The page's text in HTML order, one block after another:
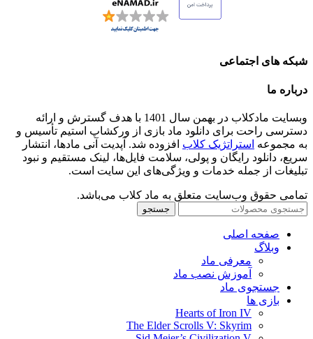
شبکه های اجتماعی
درباره ما
وبسایت مادکلاب در بهمن سال 1401 با هدف گسترش و ارائه
دسترسی راحت برای دانلود ماد بازی از ورکشاپ استیم تأسیس و
به مجموعه استراتژیک کلاب افزوده شد. آپدیت آنی مادها، انتشار
سریع، دانلود رایگان و پولی، سلامت فایل‌ها، لینک مستقیم و نبود
تبلیغات از جمله خدمات و ویژگی‌های این سایت است.
تمامی حقوق وب‌سایت متعلق به ماد کلاب می‌باشد.
جستجو
صفحه اصلی
وبلاگ
معرفی ماد
آموزش نصب ماد
جستجوی ماد
بازی ها
Hearts of Iron IV
The Elder Scrolls V: Skyrim